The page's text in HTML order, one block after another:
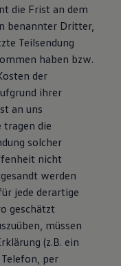
die Frist an dem
benannter Dritter,
Teilsendung
haben bzw.
der
ihrer
an uns
tragen die
solcher
nicht
werden
jede derartige
geschätzt
müssen
(z.B. ein
per